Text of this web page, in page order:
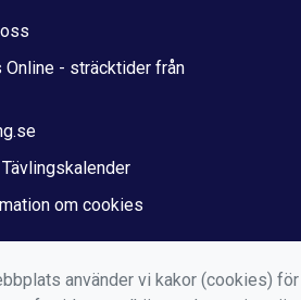
Online - sträcktider från
om cookies
använder vi kakor (cookies)